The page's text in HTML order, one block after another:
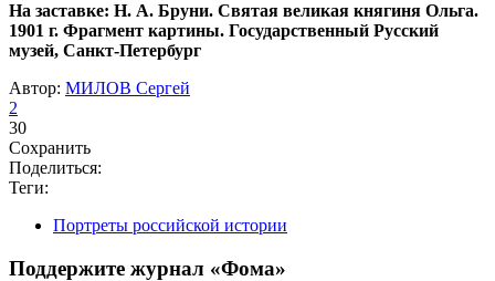
На заставке: Н. А. Бруни. Святая великая княгиня Ольга.
1901 г. Фрагмент картины. Государственный Русский
музей, Санкт-Петербург
Автор: МИЛОВ Сергей
2
30
Сохранить
Поделиться:
Теги:
Портреты российской истории
Поддержите журнал «Фома»